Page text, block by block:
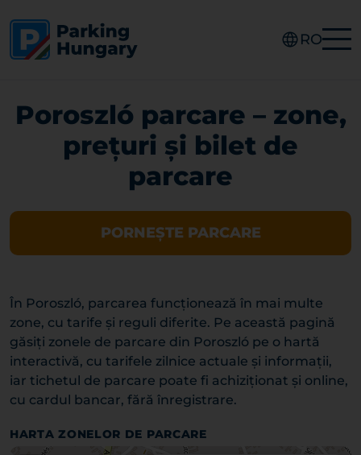
RO
Poroszló parcare – zone,
prețuri și bilet de
parcare
PORNEȘTE PARCARE
În Poroszló, parcarea funcționează în mai multe
zone, cu tarife și reguli diferite. Pe această pagină
găsiți zonele de parcare din Poroszló pe o hartă
interactivă, cu tarifele zilnice actuale și informații,
iar tichetul de parcare poate fi achiziționat și online,
cu cardul bancar, fără înregistrare.
HARTA ZONELOR DE PARCARE